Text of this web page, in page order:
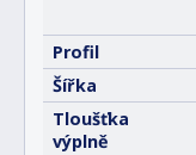
Profil
Šířka
Tloušťka
výplně